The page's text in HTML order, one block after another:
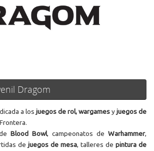
Dragom
a los juegos de rol, wargamesyjuegos de
Blood Bowl, campeonatos de Warhammer,
de juegos de mesa, talleres de pintura de